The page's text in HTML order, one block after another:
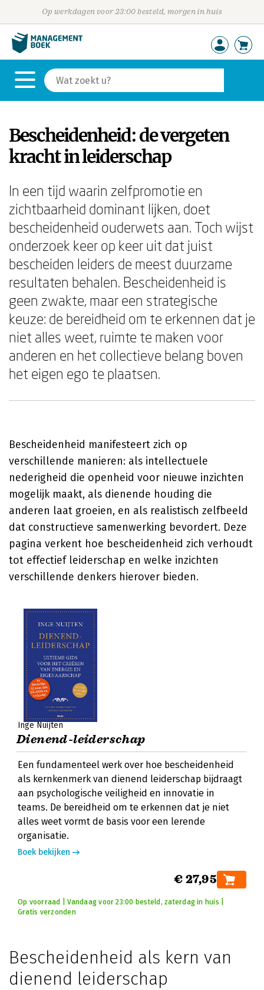
Op werkdagen voor 23:00 besteld, morgen in huis
Bescheidenheid: de vergeten
kracht in leiderschap
In een tijd waarin zelfpromotie en
zichtbaarheid dominant lijken, doet
bescheidenheid ouderwets aan. Toch wijst
onderzoek keer op keer uit dat juist
bescheiden leiders de meest duurzame
resultaten behalen. Bescheidenheid is
geen zwakte, maar een strategische
keuze: de bereidheid om te erkennen dat je
niet alles weet, ruimte te maken voor
anderen en het collectieve belang boven
het eigen ego te plaatsen.
Bescheidenheid manifesteert zich op
verschillende manieren: als intellectuele
nederigheid die openheid voor nieuwe inzichten
mogelijk maakt, als dienende houding die
anderen laat groeien, en als realistisch zelfbeeld
dat constructieve samenwerking bevordert. Deze
pagina verkent hoe bescheidenheid zich verhoudt
tot effectief leiderschap en welke inzichten
verschillende denkers hierover bieden.
Inge Nuijten
Dienend-leiderschap
Een fundamenteel werk over hoe bescheidenheid
als kernkenmerk van dienend leiderschap bijdraagt
aan psychologische veiligheid en innovatie in
teams. De bereidheid om te erkennen dat je niet
alles weet vormt de basis voor een lerende
organisatie.
Boek bekijken
€ 27,95
Op voorraad | Vandaag voor 23:00 besteld, zaterdag in huis |
Gratis verzonden
Bescheidenheid als kern van
dienend leiderschap